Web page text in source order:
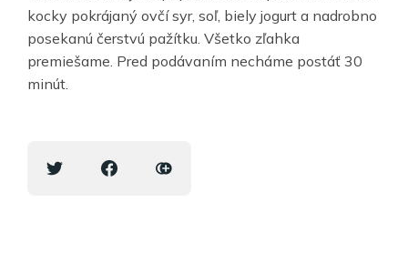
kocky pokrájaný ovčí syr, soľ, biely jogurt a nadrobno
posekanú čerstvú pažítku. Všetko zľahka
premiešame. Pred podávaním necháme postáť 30
minút.